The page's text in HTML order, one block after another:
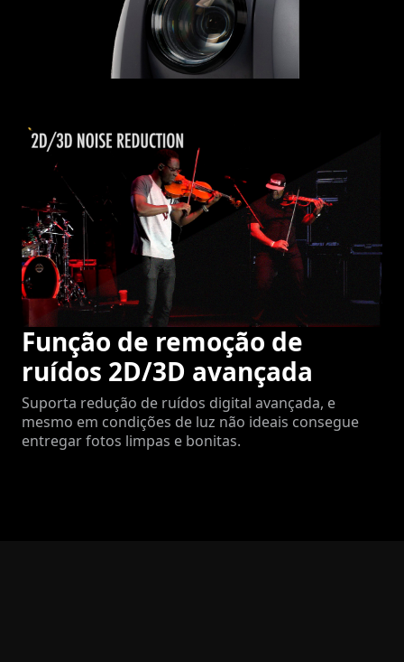
Função de remoção de
ruídos 2D/3D avançada
Suporta redução de ruídos digital avançada, e
mesmo em condições de luz não ideais consegue
entregar fotos limpas e bonitas.